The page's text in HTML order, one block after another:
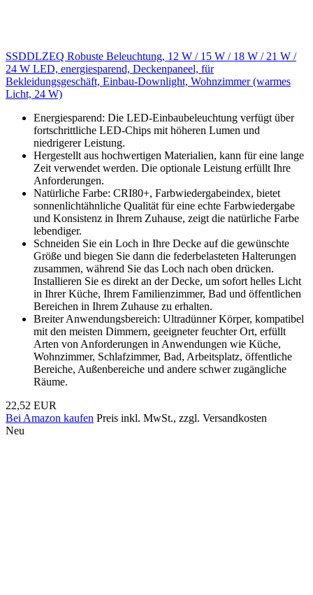
SSDDLZEQ Robuste Beleuchtung, 12 W / 15 W / 18 W / 21 W /
24 W LED, energiesparend, Deckenpaneel, für
Bekleidungsgeschäft, Einbau-Downlight, Wohnzimmer (warmes
Licht, 24 W)
Energiesparend: Die LED-Einbaubeleuchtung verfügt über
fortschrittliche LED-Chips mit höheren Lumen und
niedrigerer Leistung.
Hergestellt aus hochwertigen Materialien, kann für eine lange
Zeit verwendet werden. Die optionale Leistung erfüllt Ihre
Anforderungen.
Natürliche Farbe: CRI80+, Farbwiedergabeindex, bietet
sonnenlichtähnliche Qualität für eine echte Farbwiedergabe
und Konsistenz in Ihrem Zuhause, zeigt die natürliche Farbe
lebendiger.
Schneiden Sie ein Loch in Ihre Decke auf die gewünschte
Größe und biegen Sie dann die federbelasteten Halterungen
zusammen, während Sie das Loch nach oben drücken.
Installieren Sie es direkt an der Decke, um sofort helles Licht
in Ihrer Küche, Ihrem Familienzimmer, Bad und öffentlichen
Bereichen in Ihrem Zuhause zu erhalten.
Breiter Anwendungsbereich: Ultradünner Körper, kompatibel
mit den meisten Dimmern, geeigneter feuchter Ort, erfüllt
Arten von Anforderungen in Anwendungen wie Küche,
Wohnzimmer, Schlafzimmer, Bad, Arbeitsplatz, öffentliche
Bereiche, Außenbereiche und andere schwer zugängliche
Räume.
22,52 EUR
Bei Amazon kaufen Preis inkl. MwSt., zzgl. Versandkosten
Neu